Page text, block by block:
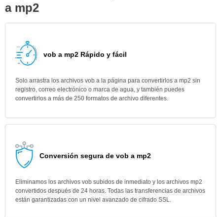
a mp2
vob a mp2 Rápido y fácil
Solo arrastra los archivos vob a la página para convertirlos a mp2 sin
registro, correo electrónico o marca de agua, y también puedes
convertirlos a más de 250 formatos de archivo diferentes.
Conversión segura de vob a mp2
Eliminamos los archivos vob subidos de inmediato y los archivos mp2
convertidos después de 24 horas. Todas las transferencias de archivos
están garantizadas con un nivel avanzado de cifrado SSL.